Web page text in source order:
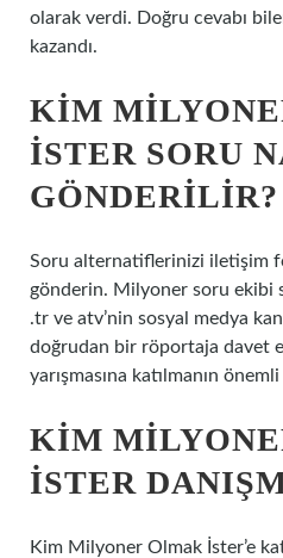
olarak verdi. Doğru cevabı
kazandı.
KIM
İSTER SORU
GÖNDERILIR?
Soru alternatiflerinizi iletişim
gönderin. Milyoner soru ekibi
.tr ve atv’nin sosyal medya
doğrudan bir röportaja davet
yarışmasına katılmanın
KIM
İSTER
Kim Milyoner Olmak İster’e